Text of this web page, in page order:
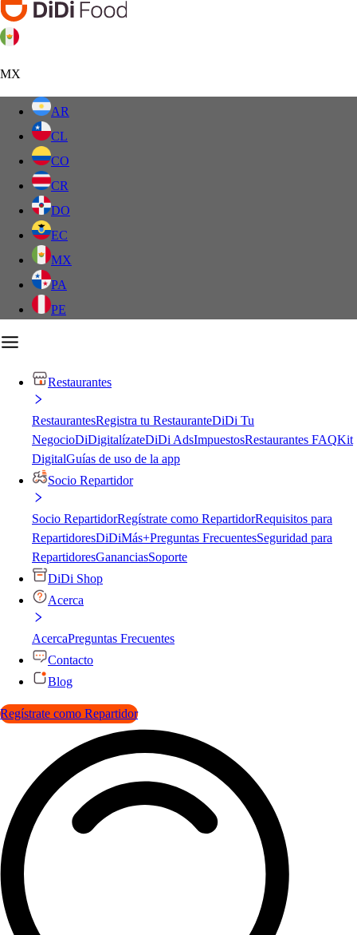
MX
AR
CL
CO
CR
DO
EC
MX
PA
PE
Restaurantes
RestaurantesRegistra tu RestauranteDiDi Tu
NegocioDiDigitalízateDiDi AdsImpuestosRestaurantes FAQKit
DigitalGuías de uso de la app
Socio Repartidor
Socio RepartidorRegístrate como RepartidorRequisitos para
RepartidoresDiDiMás+Preguntas FrecuentesSeguridad para
RepartidoresGananciasSoporte
DiDi Shop
Acerca
AcercaPreguntas Frecuentes
Contacto
Blog
Regístrate como Repartidor